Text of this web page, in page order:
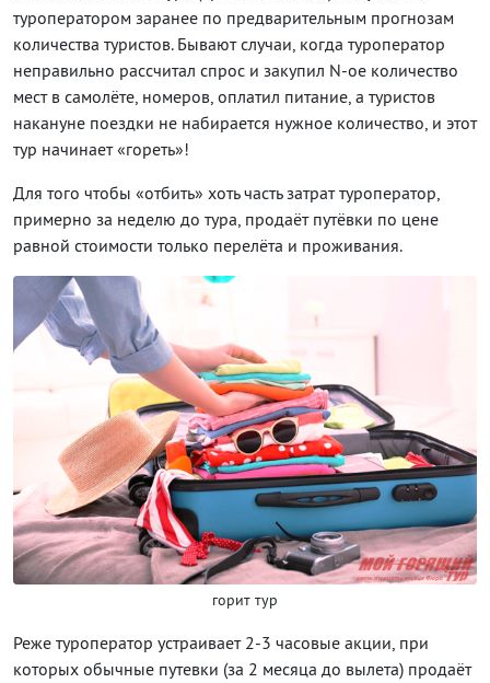
туроператором заранее по предварительным прогнозам
количества туристов. Бывают случаи, когда туроператор
неправильно рассчитал спрос и закупил N-ое количество
мест в самолёте, номеров, оплатил питание, а туристов
накануне поездки не набирается нужное количество, и этот
тур начинает «гореть»!
Для того чтобы «отбить» хоть часть затрат туроператор,
примерно за неделю до тура, продаёт путёвки по цене
равной стоимости только перелёта и проживания.
горит тур
Реже туроператор устраивает 2-3 часовые акции, при
которых обычные путевки (за 2 месяца до вылета) продаёт